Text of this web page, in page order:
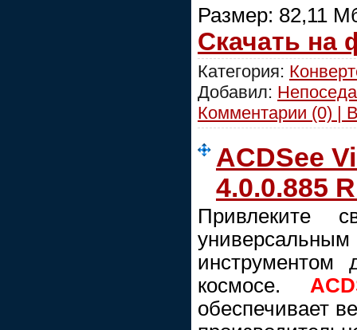
Размер: 82,11
Скачать на
Категория:
Добавил: Непоседа
Комментарии (0) |
ACDSee
4.0.0.885
Привлеките
инструментом
космосе.
обеспечивает